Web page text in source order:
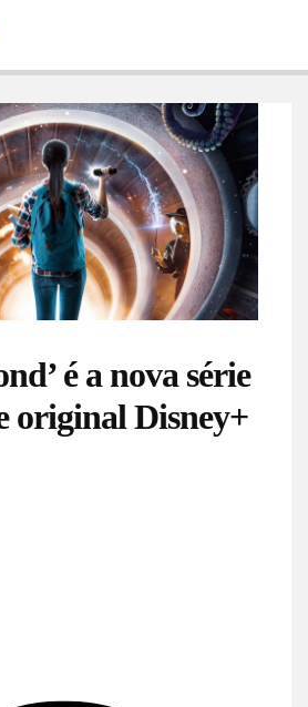
é a nova série
original Disney+